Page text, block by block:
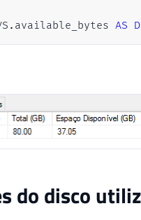
. available_bytes AS
do disco